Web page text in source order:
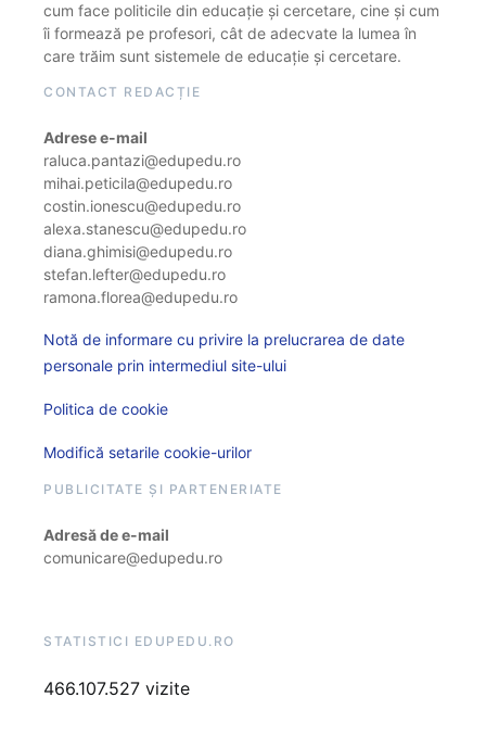
cum face politicile din educație și cercetare, cine și cum
îi formează pe profesori, cât de adecvate la lumea în
care trăim sunt sistemele de educație și cercetare.
CONTACT REDACȚIE
Adrese e-mail
raluca.pantazi@edupedu.ro
mihai.peticila@edupedu.ro
costin.ionescu@edupedu.ro
alexa.stanescu@edupedu.ro
diana.ghimisi@edupedu.ro
stefan.lefter@edupedu.ro
ramona.florea@edupedu.ro
Notă de informare cu privire la prelucrarea de date
personale prin intermediul site-ului
Politica de cookie
Modifică setarile cookie-urilor
PUBLICITATE ȘI PARTENERIATE
Adresă de e-mail
comunicare@edupedu.ro
STATISTICI EDUPEDU.RO
466.107.527 vizite